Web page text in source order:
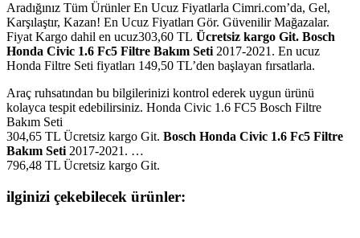
Aradığınız Tüm Ürünler En Ucuz Fiyatlarla Cimri.com’da, Gel,
Karşılaştır, Kazan! En Ucuz Fiyatları Gör. Güvenilir Mağazalar.
Fiyat Kargo dahil en ucuz303,60 TL Ücretsiz kargo Git. Bosch
Honda Civic 1.6 Fc5 Filtre Bakım Seti 2017-2021. En ucuz
Honda Filtre Seti fiyatları 149,50 TL’den başlayan fırsatlarla.
Araç ruhsatından bu bilgilerinizi kontrol ederek uygun ürünü
kolayca tespit edebilirsiniz. Honda Civic 1.6 FC5 Bosch Filtre
Bakım Seti
304,65 TL Ücretsiz kargo Git. Bosch Honda Civic 1.6 Fc5 Filtre
Bakım Seti 2017-2021. …
796,48 TL Ücretsiz kargo Git.
ilginizi çekebilecek ürünler: